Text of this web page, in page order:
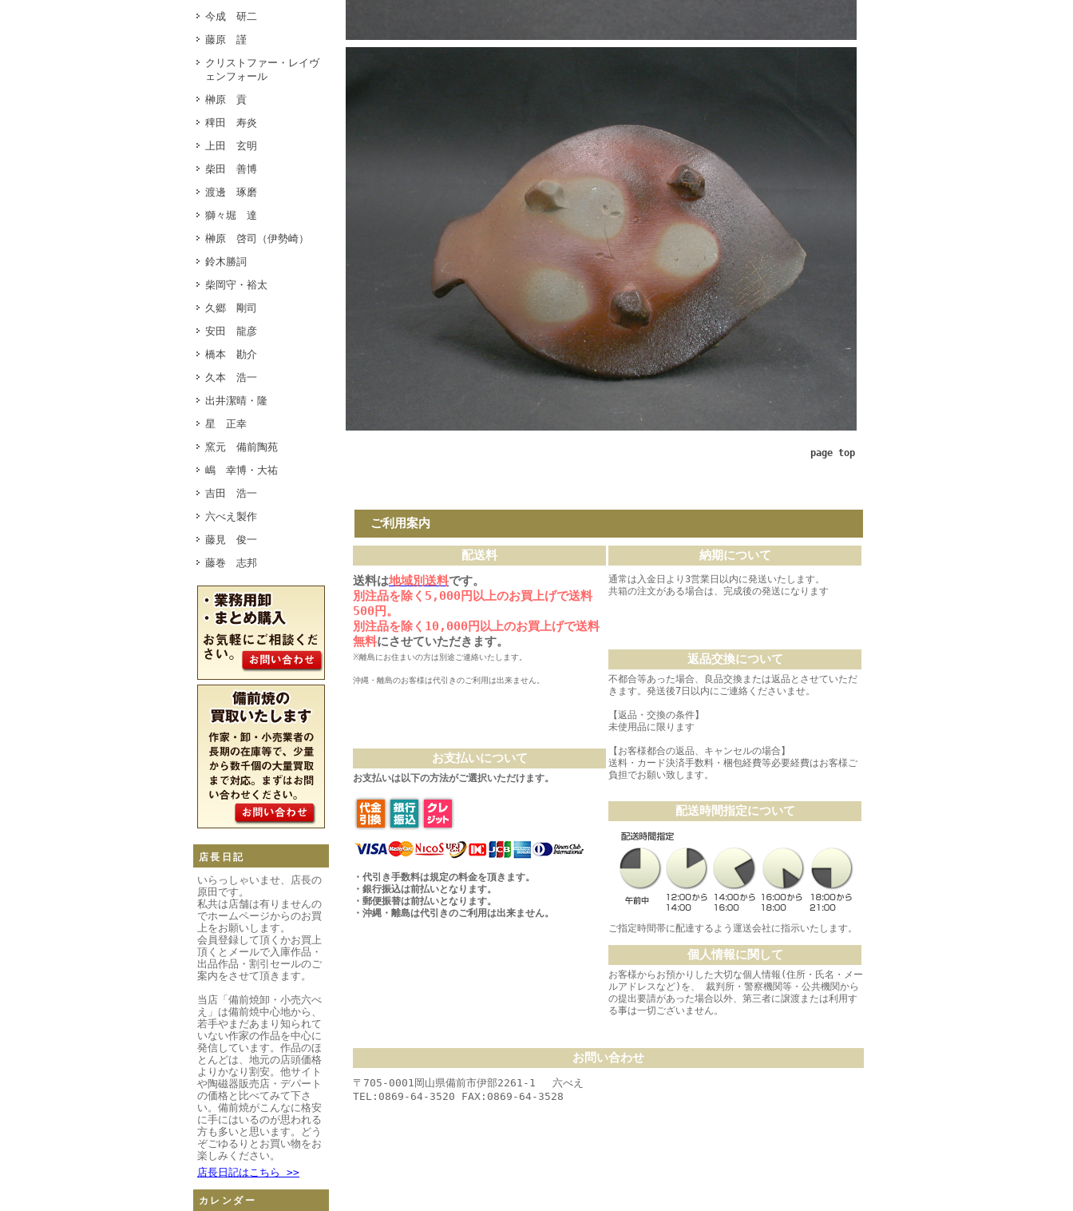
今成 研二
藤原 謹
クリストファー・レイヴ
ェンフォール
榊原 貢
稗田 寿炎
上田 玄明
柴田 善博
渡邊 琢磨
獅々堀 達
榊原 啓司（伊勢崎）
鈴木勝詞
柴岡守・裕太
久郷 剛司
安田 龍彦
橋本 勘介
久本 浩一
出井潔晴・隆
星 正幸
窯元 備前陶苑
嶋 幸博・大祐
吉田 浩一
六べえ製作
藤見 俊一
藤巻 志邦
店長日記
いらっしゃいませ、店長の
原田です。
私共は店舗は有りませんの
でホームページからのお買
上をお願いします。
会員登録して頂くかお買上
頂くとメールで入庫作品・
出品作品・割引セールのご
案内をさせて頂きます。
当店「備前焼卸・小売六べ
え」は備前焼中心地から、
若手やまだあまり知られて
いない作家の作品を中心に
発信しています。作品のほ
とんどは、地元の店頭価格
よりかなり割安。他サイト
や陶磁器販売店・デパート
の価格と比べてみて下さ
い。備前焼がこんなに格安
に手にはいるのが思われる
方も多いと思います。どう
ぞごゆるりとお買い物をお
楽しみください。
店長日記はこちら >>
カレンダー
page top
ご利用案内
配送料
送料は地域別送料です。
別注品を除く5,000円以上のお買上げで送料
500円。
別注品を除く10,000円以上のお買上げで送料
無料にさせていただきます。
※離島にお住まいの方は別途ご連絡いたします。
沖縄・離島のお客様は代引きのご利用は出来ません。
お支払いについて
お支払いは以下の方法がご選択いただけます。
・代引き手数料は規定の料金を頂きます。
・銀行振込は前払いとなります。
・郵便振替は前払いとなります。
・沖縄・離島は代引きのご利用は出来ません。
納期について
通常は入金日より3営業日以内に発送いたします。
共箱の注文がある場合は、完成後の発送になります
返品交換について
不都合等あった場合、良品交換または返品とさせていただ
きます。発送後7日以内にご連絡くださいませ。
【返品・交換の条件】
未使用品に限ります
【お客様都合の返品、キャンセルの場合】
送料・カード決済手数料・梱包経費等必要経費はお客様ご
負担でお願い致します。
配送時間指定について
ご指定時間帯に配達するよう運送会社に指示いたします。
個人情報に関して
お客様からお預かりした大切な個人情報(住所・氏名・メー
ルアドレスなど)を、 裁判所・警察機関等・公共機関から
の提出要請があった場合以外、第三者に譲渡または利用す
る事は一切ございません。
お問い合わせ
〒705-0001岡山県備前市伊部2261-1 六べえ
TEL:0869-64-3520 FAX:0869-64-3528